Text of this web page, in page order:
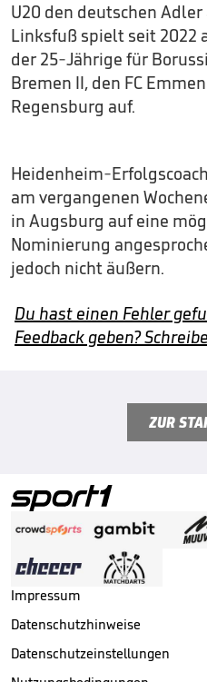
U20 den deutschen
Linksfuß spielt seit 2022
der 25-Jährige für
Bremen II, den FC
Regensburg auf.
Heidenheim-
am vergangenen
in Augsburg auf eine
Nominierung
jedoch nicht äußern.
Du hast einen Fehler
Feedback geben?
ZUR
Impressum
Datenschutzhinweise
Datenschutzeinstellungen